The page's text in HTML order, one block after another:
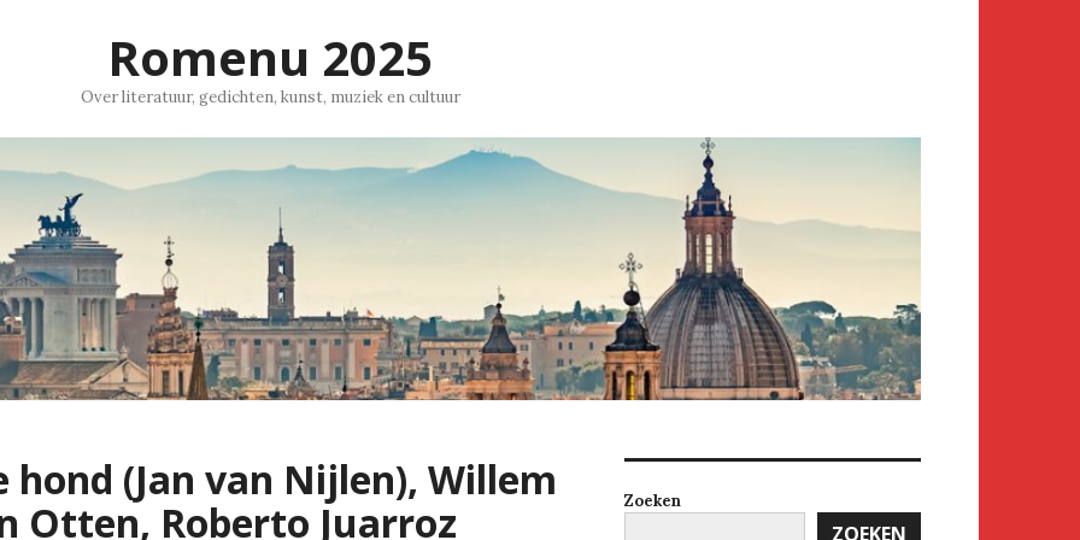
Romenu 2025
Over literatuur, gedichten, kunst, muziek en cultuur
hond (Jan van Nijlen), Willem
Otten, Roberto Juarroz
Zoeken
ZOEKEN